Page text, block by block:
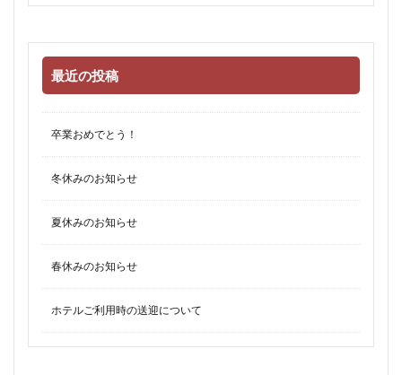
最近の投稿
卒業おめでとう！
冬休みのお知らせ
夏休みのお知らせ
春休みのお知らせ
ホテルご利用時の送迎について